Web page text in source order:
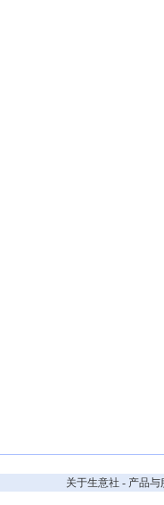
关于生意社 - 产品与